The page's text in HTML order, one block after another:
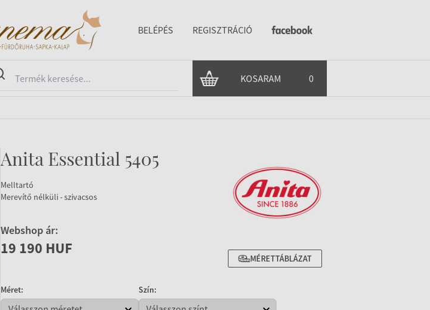
BELÉPÉS REGISZTRÁCIÓ
KOSARAM 0
Anita Essential 5405
Melltartó
Merevítő nélküli - szivacsos
Webshop ár:
19 190 HUF
MÉRETTÁBLÁZAT
Méret: Szín: